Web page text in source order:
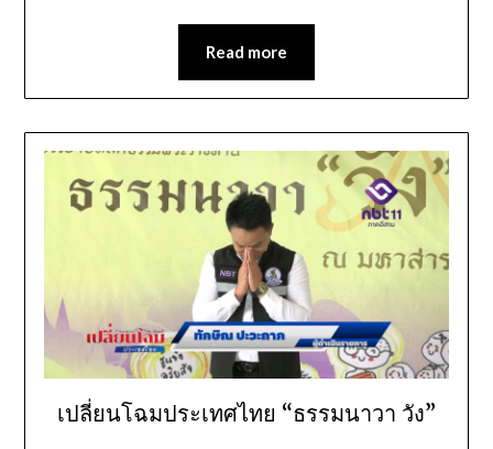
Read more
เปลี่ยนโฉมประเทศไทย “ธรรมนาวา วัง”